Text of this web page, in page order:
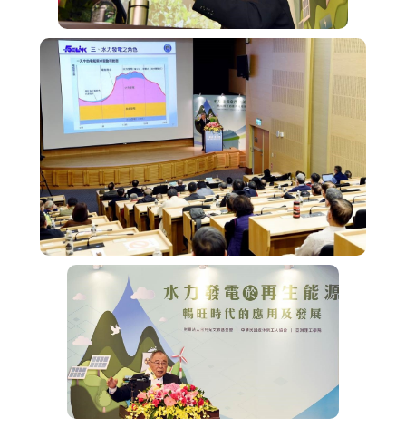
公共給水
鐵道交通
鐵道立體化
捷運
工作報告及財務報表
接受及支付捐補助名冊
工作計畫及經費預算
誠信經營規範